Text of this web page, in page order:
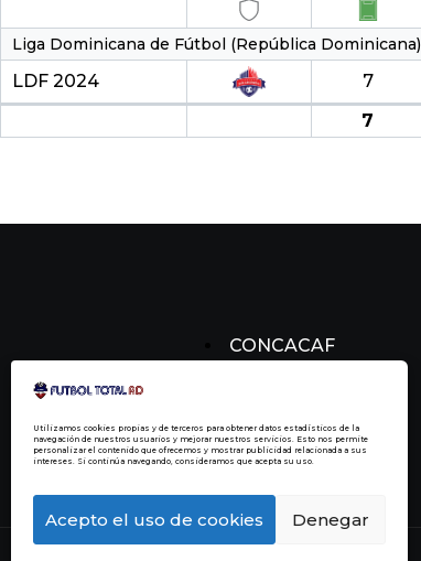
Utilizamos cookies propias y de terceros para obtener datos estadísticos de la
navegación de nuestros usuarios y mejorar nuestros servicios. Esto nos permite
personalizar el contenido que ofrecemos y mostrar publicidad relacionada a sus
intereses. Si continúa navegando, consideramos que acepta su uso.
Acepto el uso de cookies Denegar
Liga Dominicana de Fútbol (República Dominicana)
LDF 2024 7
7
CONCACAF